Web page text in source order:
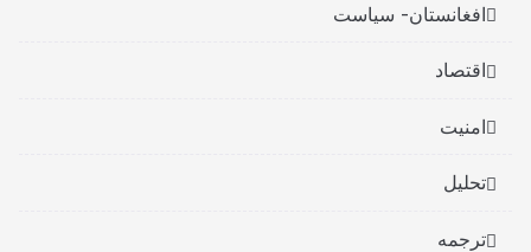
افغانستان- سیاست
اقتصاد
امنیت
تحلیل
ترجمه